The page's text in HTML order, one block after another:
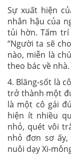
Sự xuất hiện
nhân hậu của
tủi hờn. Tấm
“Người ta sẽ
nào, miễn là
theo bác về nhà.
4. Blăng-sốt là
trở thành một
là một cô gái
hiện ít nhiều
nhỏ, quét vôi
nhỏ đơn sơ
nuôi dạy Xi-